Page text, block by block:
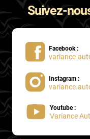
Suivez-
Facebook :
Instagram :
Youtube :
Variance